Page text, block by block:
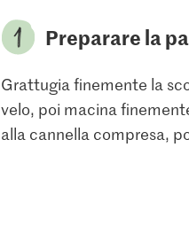
Preparare la
Grattugia finemente la
velo, poi macina
alla cannella compresa,